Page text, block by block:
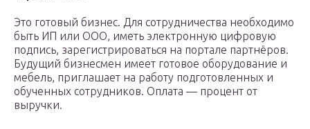
Это готовый бизнес. Для сотрудничества необходимо
быть ИП или ООО, иметь электронную цифровую
подпись, зарегистрироваться на портале партнёров.
Будущий бизнесмен имеет готовое оборудование и
мебель, приглашает на работу подготовленных и
обученных сотрудников. Оплата — процент от
выручки.